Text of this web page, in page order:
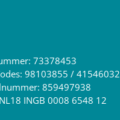
73378453
98103855 / 41546032
859497938
INGB 0008 6548 12